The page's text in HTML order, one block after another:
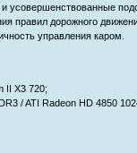
усовершенствованные
правил дорожного
управления каром.
II X3 720;
/ ATI Radeon HD 4850